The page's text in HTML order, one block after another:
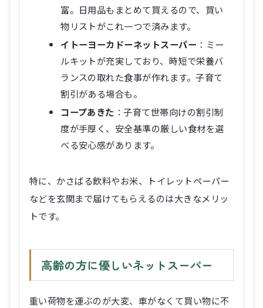
富。日用品もまとめて買えるので、買い
物リストがこれ一つで済みます。
イトーヨーカドーネットスーパー ：ミー
ルキットが充実しており、時短で栄養バ
ランスの取れた食事が作れます。子育て
割引がある場合も。
コープあきた ：子育て世帯向けの割引制
度が手厚く、安全基準の厳しい食材を選
べる安心感があります。
特に、かさばる飲料やお米、トイレットペーパー
などを玄関まで届けてもらえるのは大きなメリッ
トです。
高齢の方に優しいネットスーパー
重い荷物を運ぶのが大変、車がなくて買い物に不